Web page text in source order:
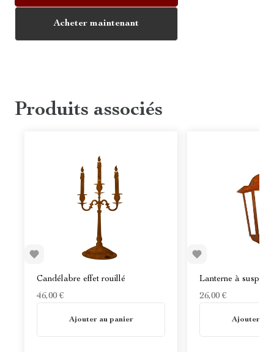
Acheter maintenant
Produits associés
Candélabre effet rouillé
46,00 €
Ajouter au panier
Lanterne à
26,00 €
Ajouter au